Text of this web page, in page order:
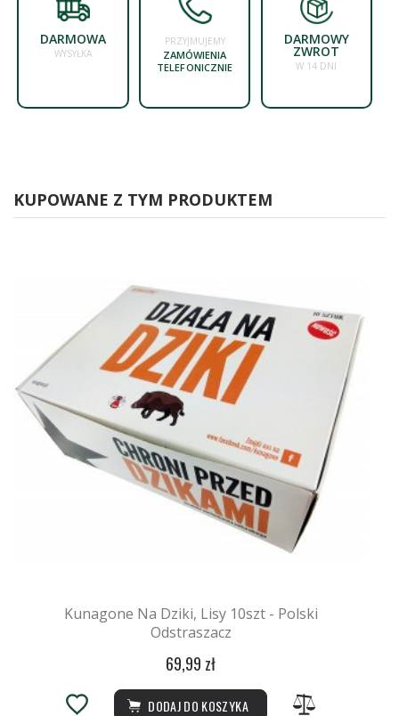
DARMOWA
WYSYŁKA
PRZYJMUJEMY
ZAMÓWIENIA
TELEFONICZNIE
DARMOWY
ZWROT
W 14 DNI
KUPOWANE Z TYM PRODUKTEM
Kunagone Na Dziki, Lisy 10szt - Polski
Odstraszacz
69,99 zł
DODAJ DO KOSZYKA